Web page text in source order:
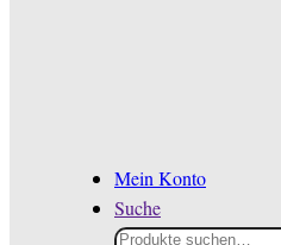
Mein Konto
Suche
Suche